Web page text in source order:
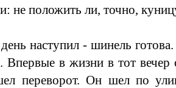
не положить ли, точно,
наступил - шинель
Впервые в жизни в тот вечер
переворот. Он шел по